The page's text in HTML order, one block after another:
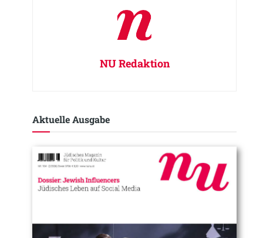
NU Redaktion
Aktuelle Ausgabe​